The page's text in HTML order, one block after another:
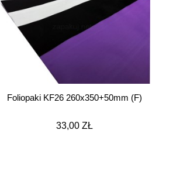
Foliopaki KF26 260x350+50mm (F)
33,00 ZŁ